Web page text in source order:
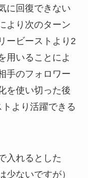
に回復できない
より次のターン
ービーストより2
用いることによ
手のフォロワー
を使い切った後
より活躍できる
入れるとした
少ないですが）